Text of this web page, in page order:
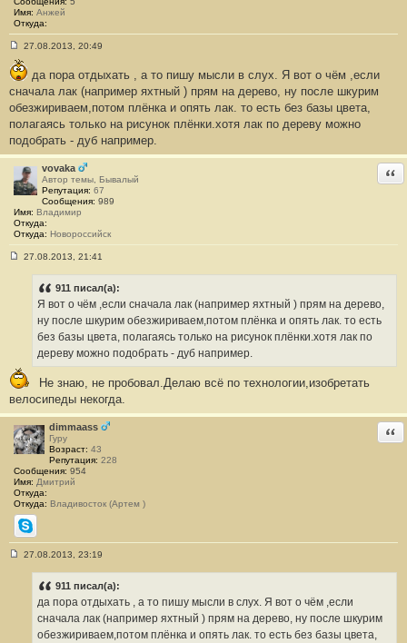
е
#
2
Имя: Анжей
Откуда:
о
о
щ
е
и
е
7
27.08.2013, 20:49
да пора отдыхать , а то пишу мысли в слух. Я вот о чём ,если
сначала лак (например яхтный ) прям на дерево, ну после шкурим
обезжириваем,потом плёнка и опять лак. то есть без базы цвета,
полагаясь только на рисунок плёнки.хотя лак по дереву можно
подобрать - дуб например.
vovaka
Автор темы, Бывалый
Репутация: 67
Сообщения: 989
Имя: Владимир
Откуда:
Откуда: Новороссийск
2
8
27.08.2013, 21:41
911 писал(а):
Я вот о чём ,если сначала лак (например яхтный ) прям на дерево,
ну после шкурим обезжириваем,потом плёнка и опять лак. то есть
без базы цвета, полагаясь только на рисунок плёнки.хотя лак по
дереву можно подобрать - дуб например.
Не знаю, не пробовал.Делаю всё по технологии,изобретать
велосипеды некогда.
dimmaass
Гуру
Возраст: 43
Репутация: 228
Сообщения: 954
Имя: Дмитрий
Откуда:
Откуда: Владивосток (Артем )
Skype
27.08.2013, 23:19
911 писал(а):
да пора отдыхать , а то пишу мысли в слух. Я вот о чём ,если
сначала лак (например яхтный ) прям на дерево, ну после шкурим
обезжириваем,потом плёнка и опять лак. то есть без базы цвета,